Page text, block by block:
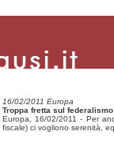
16/02/2011 Europa
Troppa fretta sul federalismo
Europa, 16/02/2011 - Per
fiscale) ci vogliono serenità,